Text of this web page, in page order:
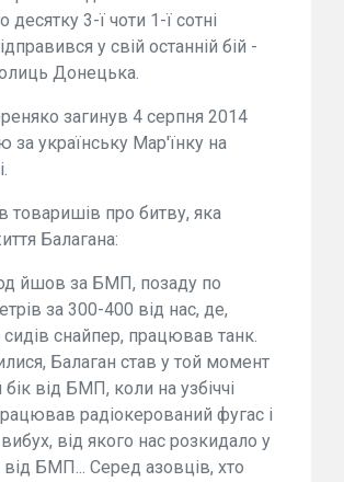
десятку 3-ї чоти 1-ї сотні
у свій останній бій -
Донецька.
загинув 4 серпня 2014
за українську Мар'їнку на
товаришів про битву, яка
Балагана:
йшов за БМП, позаду по
за 300-400 від нас, де,
сидів снайпер, працював танк.
Балаган став у той момент
від БМП, коли на узбіччі
радіокерований фугас і
від якого нас розкидало у
від БМП... Серед азовців, хто